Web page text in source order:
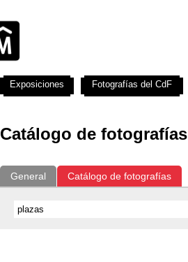
Catálogo de fotografías
General Catálogo de fotografías
Exposiciones Fotografías del CdF